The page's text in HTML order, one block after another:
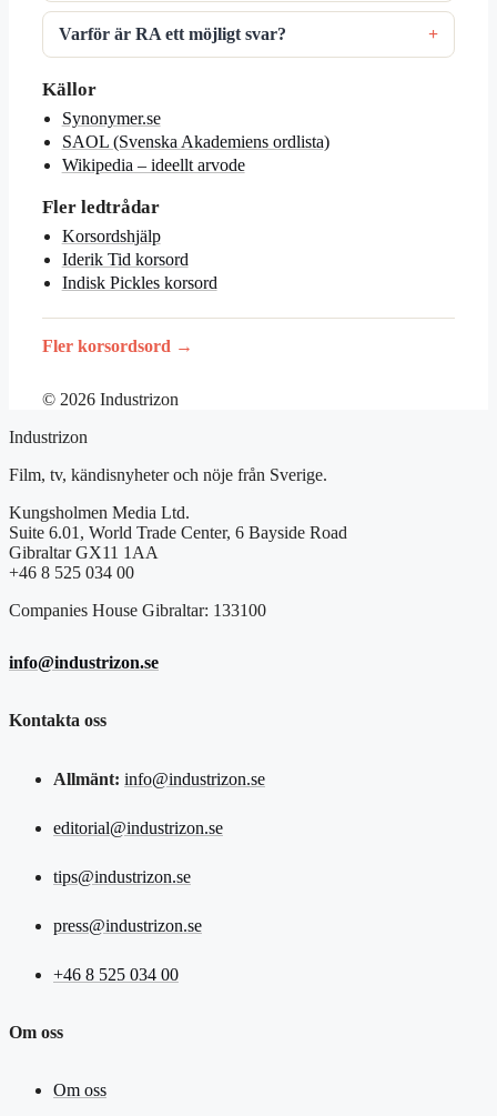
Varför är RA ett möjligt svar?
Källor
Synonymer.se
SAOL (Svenska Akademiens ordlista)
Wikipedia – ideellt arvode
Fler ledtrådar
Korsordshjälp
Iderik Tid korsord
Indisk Pickles korsord
Fler korsordsord →
© 2026 Industrizon
Industrizon
Film, tv, kändisnyheter och nöje från Sverige.
Kungsholmen Media Ltd.
Suite 6.01, World Trade Center, 6 Bayside Road
Gibraltar GX11 1AA
+46 8 525 034 00
Companies House Gibraltar: 133100
info@industrizon.se
Kontakta oss
Allmänt: info@industrizon.se
editorial@industrizon.se
tips@industrizon.se
press@industrizon.se
+46 8 525 034 00
Om oss
Om oss